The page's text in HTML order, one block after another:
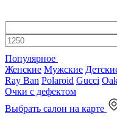
Популярное
Женские Мужские
Ray Ban Polaroid Gucci
Очки с дефектом
Выбрать салон на карте